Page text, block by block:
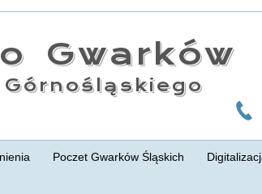
Gwarków
Poczet Gwarków Śląskich